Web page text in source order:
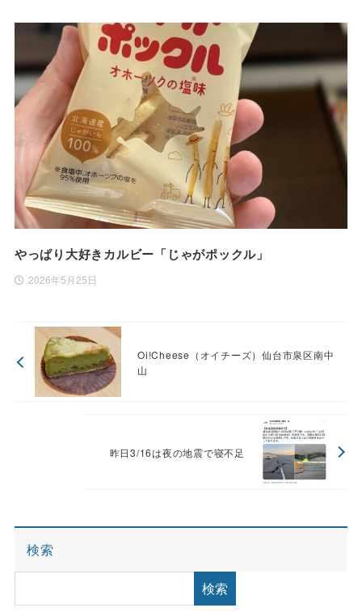
やっぱり大好きカルビー「じゃがポックル」
2026年5月25日
Oi!Cheese（オイチーズ）仙台市泉区南中
山
昨日3/16は夜の地震で寝不足
検索
検索